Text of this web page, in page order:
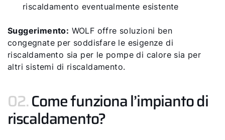
riscaldamento eventualmente esistente
Suggerimento: WOLF offre soluzioni ben
congegnate per soddisfare le esigenze di
riscaldamento sia per le pompe di calore sia per
altri sistemi di riscaldamento.
02.Come funziona l’impianto di
riscaldamento?